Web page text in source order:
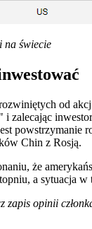
na świecie
od
zalecając
powstrzymanie
Chin z Rosją.
że
a sytuacja
zapis opinii